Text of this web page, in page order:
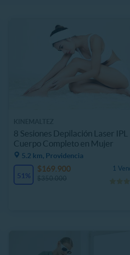
8 Sesiones Depilación Laser IPL
Cuerpo Completo en Mujer
5.2 km, Providencia
51%
1
$169.900